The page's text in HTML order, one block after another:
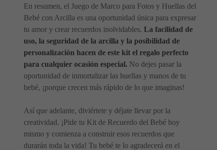
En resumen, el Juego de Marco para Fotos y Huellas del
Bebé con Arcilla es una oportunidad única para expresar
tu amor y crear recuerdos inolvidables. La facilidad de
uso, la seguridad de la arcilla y la posibilidad de
personalización hacen de este kit el regalo perfecto
para cualquier ocasión especial. No dejes pasar la
oportunidad de inmortalizar las huellas y manos de tu
bebé, ¡porque crecen más rápido de lo que imaginas!
Así que adelante, diviértete y déjate llevar por la
creatividad. ¡Pide tu Kit de Recuerdo del Bebé hoy
mismo y comienza a construir esos recuerdos que
durarán toda la vida! Tu bebé te lo agradecerá en el